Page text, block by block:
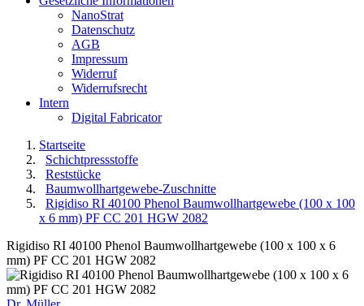
NanoStrat
Datenschutz
AGB
Impressum
Widerruf
Widerrufsrecht
Intern
Digital Fabricator
Startseite
Schichtpressstoffe
Reststücke
Baumwollhartgewebe-Zuschnitte
Rigidiso RI 40100 Phenol Baumwollhartgewebe (100 x 100
x 6 mm) PF CC 201 HGW 2082
Rigidiso RI 40100 Phenol Baumwollhartgewebe (100 x 100 x 6
mm) PF CC 201 HGW 2082